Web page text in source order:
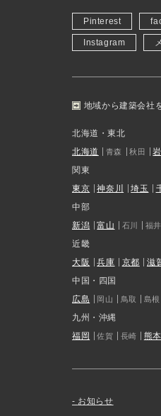
Pinterest
Instagram
地域から建築会社
北海道・東北
北海道
青森 秋田
関東
東京
神奈川 埼玉
中部
新潟
富山 石川 福井
近畿
大阪
兵庫 京都 滋
中国・四国
広島
岡山 鳥取 島根
九州・沖縄
福岡
佐賀 長崎 熊本
お知らせ